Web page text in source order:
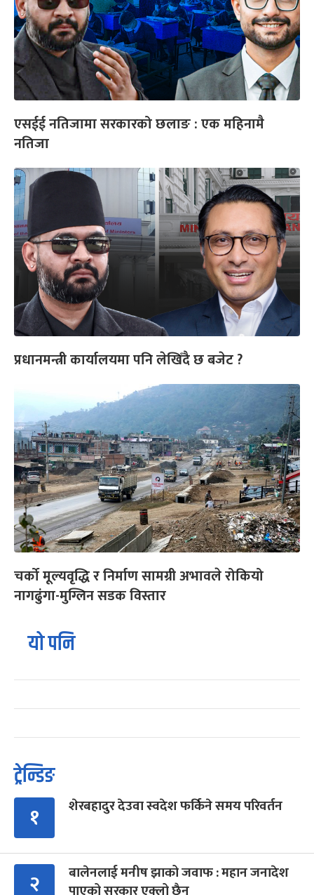
एसईई नतिजामा सरकारको छलाङ : एक महिनामै
नतिजा
प्रधानमन्त्री कार्यालयमा पनि लेखिँदै छ बजेट ?
चर्को मूल्यवृद्धि र निर्माण सामग्री अभावले रोकियो
नागढुंगा-मुग्लिन सडक विस्तार
यो पनि
ट्रेन्डिङ
१ शेरबहादुर देउवा स्वदेश फर्किने समय परिवर्तन
२
बालेनलाई मनीष झाको जवाफ : महान जनादेश